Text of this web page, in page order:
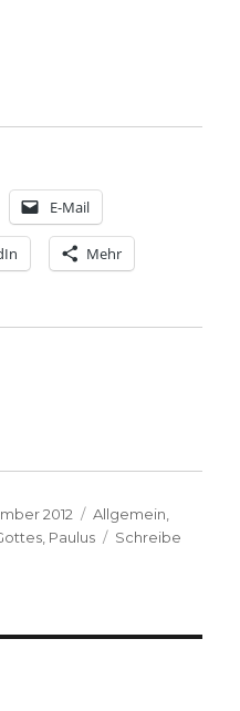
– 6, 10, Christoph
E-Mail
Mehr
2012 Kategorien
Allgemein
Paulus
Schreibe